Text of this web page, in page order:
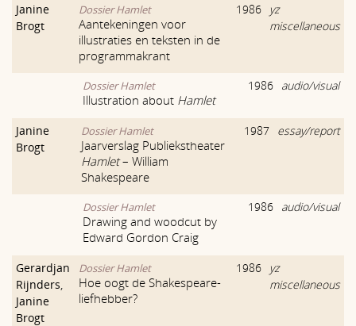
Janine
Brogt
Dossier Hamlet
Aantekeningen voor
illustraties en teksten in de
programmakrant
1986
yz
miscellaneous
Dossier Hamlet
Illustration about Hamlet
1986 audio/visual
Janine
Brogt
Dossier Hamlet
Jaarverslag Publiekstheater
Hamlet– William
Shakespeare
1987 essay/report
Dossier Hamlet
Drawing and woodcut by
Edward Gordon Craig
1986 audio/visual
Gerardjan
Rijnders
Janine
Brogt
Dossier Hamlet
Hoe oogt de Shakespeare-
liefhebber?
1986
yz
miscellaneous